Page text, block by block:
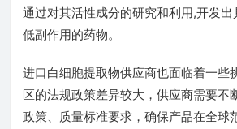
通过对其活性成分的研究和利用,开发
低副作用的药物。
进口白细胞提取物供应商也面临着一些
区的法规政策差异较大，供应商需要不
政策、质量标准要求，确保产品在全球